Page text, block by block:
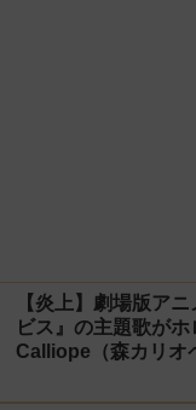
【炎上】劇場版ア
ビス』の主題歌が
Calliope（森カリオ